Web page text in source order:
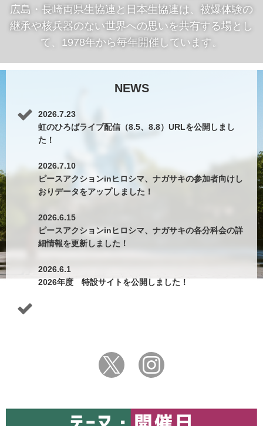
広島・長崎両県生協連と日本生協連は、被爆体験の
継承や核兵器のない世界への思いを共有する場とし
て、1978年から毎年開催しています。
NEWS
2026.7.23
虹のひろばライブ配信（8.5、8.8）URLを公開しまし
た！
2026.7.10
ピースアクションinヒロシマ、ナガサキの参加者向けし
おりデータをアップしました！
2026.6.15
ピースアクションinヒロシマ、ナガサキの各分科会の詳
細情報を更新しました！
2026.6.1
2026年度 特設サイトを公開しました！